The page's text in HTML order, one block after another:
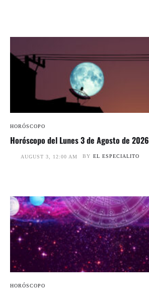
HORÓSCOPO
Horóscopo del Lunes 3 de Agosto de 2026
AUGUST 3, 12:00 AM BY EL ESPECIALITO
HORÓSCOPO